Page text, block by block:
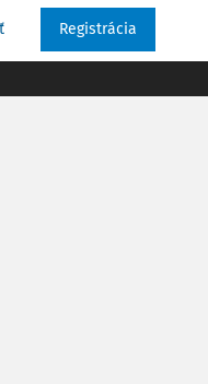
Registrácia